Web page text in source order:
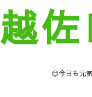
越佐
😊今日も元